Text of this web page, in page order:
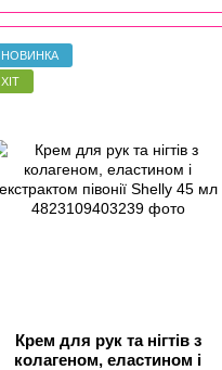
НОВИНКА
ХІТ
Крем для рук та нігтів з
колагеном, еластином і